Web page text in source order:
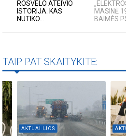
ROSVELO ATEIVIO
ISTORIJA: KAS
NUTIKO...
MASINĖ
BAIMĖS
TAIP PAT SKAITYKITE:
AKTUALIJOS